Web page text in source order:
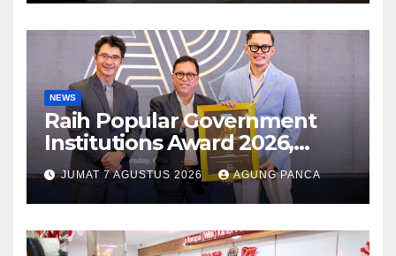
NEWS
Raih Popular Government
Institutions Award 2026,
Kinerja Komunikasi Publik
Kementerian ATR/BPN
Kembali Diakui
JUMAT 7 AGUSTUS 2026 AGUNG PANCA